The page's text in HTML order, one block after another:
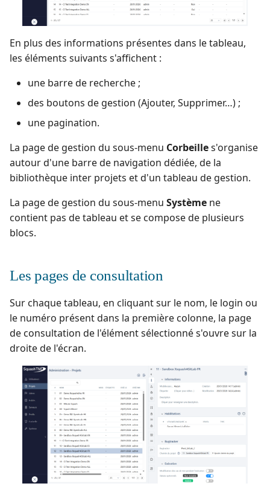
En plus des informations présentes dans le tableau,
les éléments suivants s'affichent :
une barre de recherche ;
des boutons de gestion (Ajouter, Supprimer…) ;
une pagination.
La page de gestion du sous-menu Corbeilles'organise
autour d'une barre de navigation dédiée, de la
bibliothèque inter projets et d'un tableau de gestion.
La page de gestion du sous-menu Système ne
contient pas de tableau et se compose de plusieurs
blocs.
Les pages de consultation
Sur chaque tableau, en cliquant sur le nom, le login ou
le numéro présent dans la première colonne, la page
de consultation de l'élément sélectionné s'ouvre sur la
droite de l'écran.